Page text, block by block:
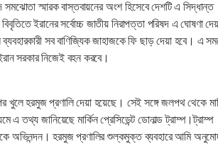
সমঝোতা স্মারক বাস্তবায়নের অংশ হিসেবে দেশটি এ সিদ্ধান্ত
ইরানের সর্বোচ্চ জাতীয় নিরাপত্তা পরিষদ এ ঘোষণা
ব্যবহারকারী সব বাণিজ্যিক জাহাজকে ফি ছাড় দেয়া হবে। এ
সরকার নিজেই বহন করবে।
খুলে হরমুজ প্রণালি দেয়া হয়েছে। সেই সঙ্গে জলপথ থেকে
তথ্য জানিয়েছে মার্কিন প্রেসিডেন্ট ডোনাল্ড ট্রাম্প।ট্রাম্প
অভিনন্দন। হরমুজ প্রণালির শুল্কমুক্ত ব্যবহারে আমি